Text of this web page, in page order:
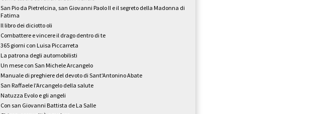
San Pio da Pietrelcina, san Giovanni Paolo II e il segreto della Madonna di
Fatima
Il libro dei diciotto oli
Combattere e vincere il drago dentro di te
365 giorni con Luisa Piccarreta
La patrona degli automobilisti
Un mese con San Michele Arcangelo
Manuale di preghiere del devoto di Sant'Antonino Abate
San Raffaele l'Arcangelo della salute
Natuzza Evolo e gli angeli
Con san Giovanni Battista de La Salle